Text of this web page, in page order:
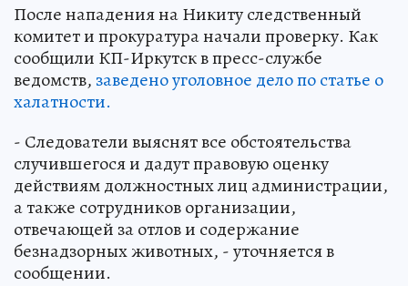
После нападения на Никиту следственный
комитет и прокуратура начали проверку. Как
сообщили КП-Иркутск в пресс-службе
ведомств, заведено уголовное дело по статье о
халатности.
- Следователи выяснят все обстоятельства
случившегося и дадут правовую оценку
действиям должностных лиц администрации,
а также сотрудников организации,
отвечающей за отлов и содержание
безнадзорных животных, - уточняется в
сообщении.